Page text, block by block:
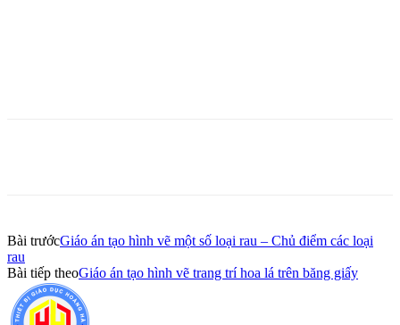
Bài trướcGiáo án tạo hình vẽ một số loại rau – Chủ điểm các loại
rau
Bài tiếp theoGiáo án tạo hình vẽ trang trí hoa lá trên băng giấy